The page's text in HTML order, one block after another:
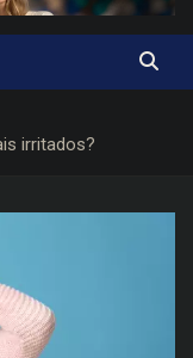
irritados?